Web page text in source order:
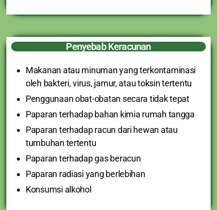
Penyebab Keracunan
Makanan atau minuman yang terkontaminasi
oleh bakteri, virus, jamur, atau toksin tertentu
Penggunaan obat-obatan secara tidak tepat
Paparan terhadap bahan kimia rumah tangga
Paparan terhadap racun dari hewan atau
tumbuhan tertentu
Paparan terhadap gas beracun
Paparan radiasi yang berlebihan
Konsumsi alkohol